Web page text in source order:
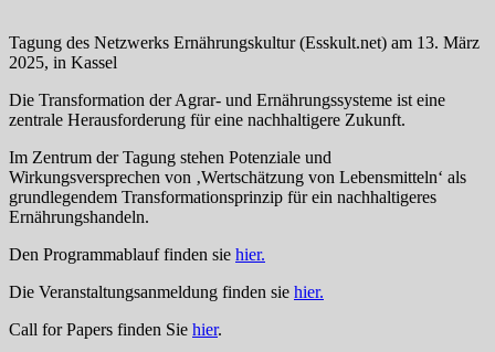
Tagung des Netzwerks Ernährungskultur (Esskult.net) am 13. März
2025, in Kassel
Die Transformation der Agrar- und Ernährungssysteme ist eine
zentrale Herausforderung für eine nachhaltigere Zukunft.
Im Zentrum der Tagung stehen Potenziale und
Wirkungsversprechen von ‚Wertschätzung von Lebensmitteln‘ als
grundlegendem Transformationsprinzip für ein nachhaltigeres
Ernährungshandeln.
Den Programmablauf finden sie hier.
Die Veranstaltungsanmeldung finden sie hier.
Call for Papers finden Sie hier.